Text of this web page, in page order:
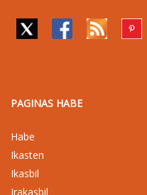
PAGINAS HABE
Habe
Ikasten
Ikasbil
Irakasbil